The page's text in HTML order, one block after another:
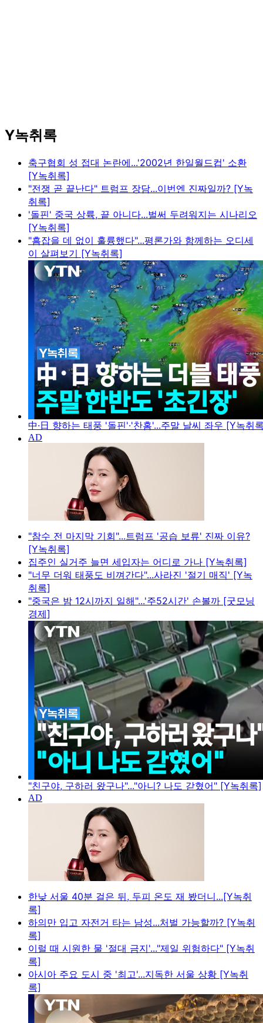
Y녹취록
축구협회 성 접대 논란에...'2002년 한일월드컵' 소환
[Y녹취록]
"전쟁 곧 끝난다" 트럼프 장담...이번엔 진짜일까? [Y녹
취록]
'돌핀' 중국 상륙, 끝 아니다...벌써 두려워지는 시나리오
[Y녹취록]
"흠잡을 데 없이 훌륭했다"...평론가와 함께하는 오디세
이 살펴보기 [Y녹취록]
中·日 향하는 태풍 '돌핀'·'찬홈'...주말 날씨 좌우 [Y녹취
"참수 전 마지막 기회"...트럼프 '공습 보류' 진짜 이유?
[Y녹취록]
집주인 실거주 늘면 세입자는 어디로 가나 [Y녹취록]
"너무 더워 태풍도 비껴간다"...사라진 '절기 매직' [Y녹
취록]
"중국은 밤 12시까지 일해"...'주52시간' 손볼까 [굿모닝
경제]
"친구야, 구하러 왔구나"..."아니? 나도 갇혔어" [Y녹취록]
한낮 서울 40분 걸은 뒤, 두피 온도 재 봤더니...[Y녹취
록]
하의만 입고 자전거 타는 남성...처벌 가능할까? [Y녹취
록]
이럴 때 시원한 물 '절대 금지'..."제일 위험하다" [Y녹취
록]
아시아 주요 도시 중 '최고'...지독한 서울 상황 [Y녹취
록]